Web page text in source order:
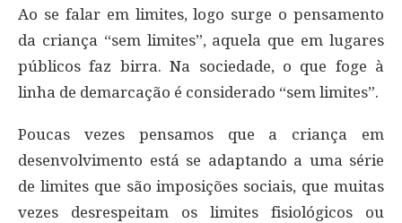
Ao se falar em limites, logo surge o pensamento
da criança “sem limites”, aquela que em lugares
públicos faz birra. Na sociedade, o que foge à
linha de demarcação é considerado “sem limites”.
Poucas vezes pensamos que a criança em
desenvolvimento está se adaptando a uma série
de limites que são imposições sociais, que muitas
vezes desrespeitam os limites fisiológicos ou